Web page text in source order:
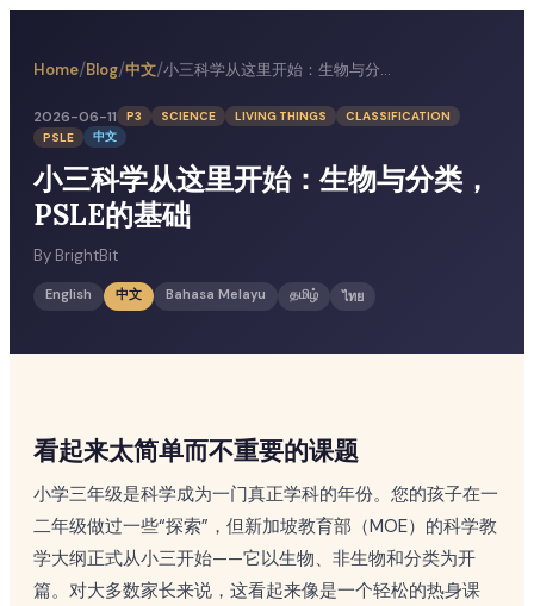
Home/Blog/中文/ 小三科学从这里开始：生物与分类，PSLE的基础
2026-06-11 P3 SCIENCE LIVING THINGS
CLASSIFICATION
PSLE
中文
小三科学从这里开始：生物与分类，
PSLE的基础
By BrightBit
English 中文 Bahasa Melayu தமிழ் ไทย
看起来太简单而不重要的课题
小学三年级是科学成为一门真正学科的年份。您的孩子在一
二年级做过一些“探索”，但新加坡教育部（MOE）的科学教
学大纲正式从小三开始——它以生物、非生物和分类为开
篇。对大多数家长来说，这看起来像是一个轻松的热身课